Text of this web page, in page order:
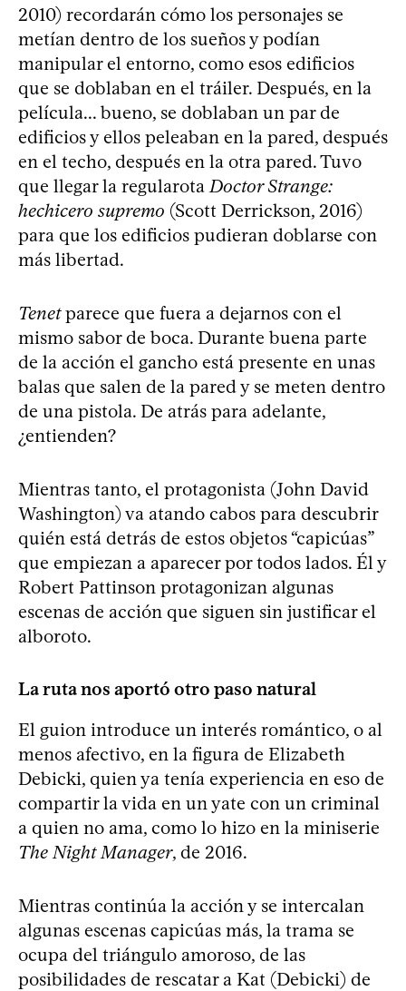
2010) recordarán cómo los personajes se
metían dentro de los sueños y podían
manipular el entorno, como esos edificios
que se doblaban en el tráiler. Después, en la
película... bueno, se doblaban un par de
edificios y ellos peleaban en la pared, después
en el techo, después en la otra pared. Tuvo
que llegar la regularota Doctor Strange:
hechicero supremo (Scott Derrickson, 2016)
para que los edificios pudieran doblarse con
más libertad.
Tenetparece que fuera a dejarnos con el
mismo sabor de boca. Durante buena parte
de la acción el gancho está presente en unas
balas que salen de la pared y se meten dentro
de una pistola. De atrás para adelante,
¿entienden?
Mientras tanto, el protagonista (John David
Washington) va atando cabos para descubrir
quién está detrás de estos objetos “capicúas”
que empiezan a aparecer por todos lados. Él y
Robert Pattinson protagonizan algunas
escenas de acción que siguen sin justificar el
alboroto.
La ruta nos aportó otro paso natural
El guion introduce un interés romántico, o al
menos afectivo, en la figura de Elizabeth
Debicki, quien ya tenía experiencia en eso de
compartir la vida en un yate con un criminal
a quien no ama, como lo hizo en la miniserie
The Night Manager, de 2016.
Mientras continúa la acción y se intercalan
algunas escenas capicúas más, la trama se
ocupa del triángulo amoroso, de las
posibilidades de rescatar a Kat (Debicki) de